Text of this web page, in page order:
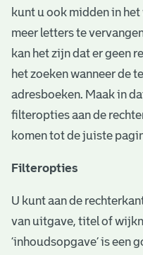
kunt u ook midden in
meer letters te
kan het zijn dat er geen
het zoeken wanneer de
adresboeken. Maak in
filteropties aan de
komen tot de juiste
Filteropties
U kunt aan de
van uitgave, titel of
‘inhoudsopgave’ is een